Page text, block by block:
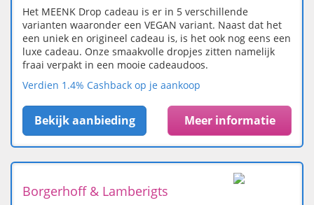
Het MEENK Drop cadeau is er in 5 verschillende
varianten waaronder een VEGAN variant. Naast dat het
een uniek en origineel cadeau is, is het ook nog eens een
luxe cadeau. Onze smaakvolle dropjes zitten namelijk
fraai verpakt in een mooie cadeaudoos.
Verdien 1.4% Cashback op je aankoop
Bekijk aanbieding Meer informatie
Borgerhoff & Lamberigts